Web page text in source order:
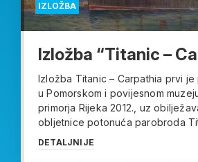
IZLOŽBA
Izložba “Titanic –
Izložba Titanic – Carpathia prvi
u Pomorskom i povijesnom
primorja Rijeka 2012., uz
obljetnice potonuća parobroda
DETALJNIJE